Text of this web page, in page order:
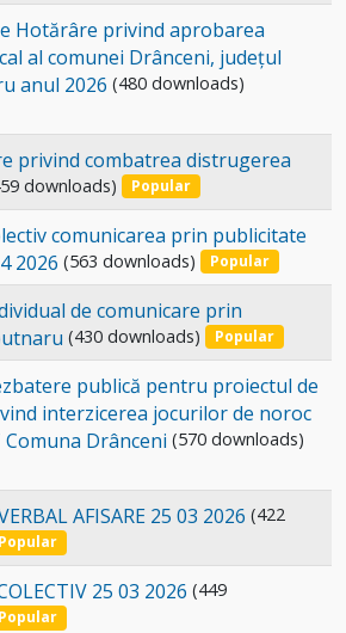
Hotărâre privind aprobarea
al comunei Drânceni, județul
anul 2026 (480 downloads)
privind combatrea distrugerea
downloads) Popular
comunicarea prin publicitate
2026 (563 downloads) Popular
de comunicare prin
(430 downloads) Popular
publică pentru proiectul de
interzicerea jocurilor de noroc
Comuna Drânceni (570 downloads)
AFISARE 25 03 2026 (422
Popular
25 03 2026 (449
Popular